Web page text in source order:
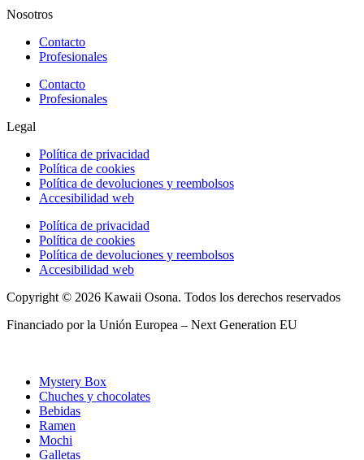
Nosotros
Contacto
Profesionales
Contacto
Profesionales
Legal
Política de privacidad
Política de cookies
Política de devoluciones y reembolsos
Accesibilidad web
Política de privacidad
Política de cookies
Política de devoluciones y reembolsos
Accesibilidad web
Copyright © 2026 Kawaii Osona. Todos los derechos reservados
Financiado por la Unión Europea – Next Generation EU
Mystery Box
Chuches y chocolates
Bebidas
Ramen
Mochi
Galletas